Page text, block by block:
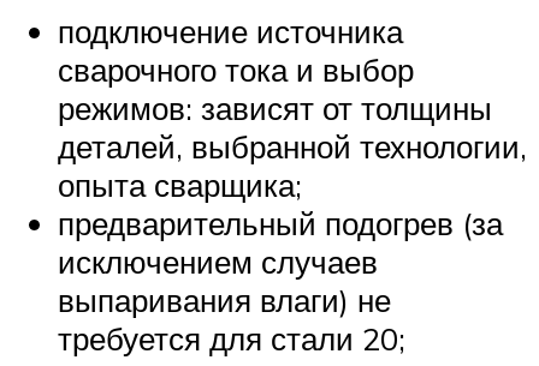
подключение источника
сварочного тока и выбор
режимов: зависят от толщины
деталей, выбранной технологии,
опыта сварщика;
предварительный подогрев (за
исключением случаев
выпаривания влаги) не
требуется для стали 20;